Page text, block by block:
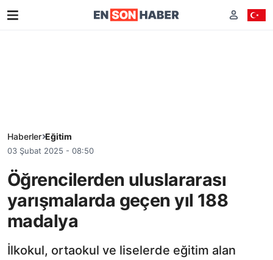
Haberler Eğitim
03 Şubat 2025 - 08:50
Öğrencilerden uluslararası
yarışmalarda geçen yıl 188
madalya
İlkokul, ortaokul ve liselerde eğitim alan